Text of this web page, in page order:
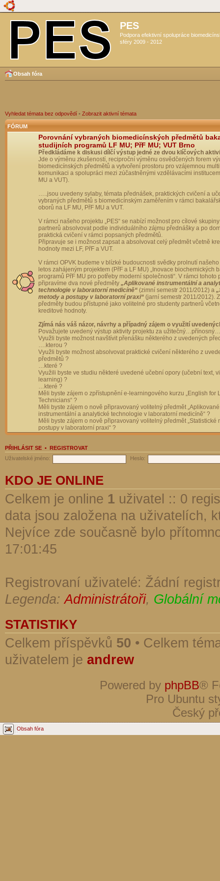
PES
Podpora efektivní spolupráce
sféry 2009 - 2012
Obsah fóra
Vyhledat témata bez odpovědí • Zobrazit aktivní témata
FÓRUM
Porovnání vybraných biomedicínských předmětů
studijních programů LF MU; PřF MU; VUT Brno
Předkládáme k diskusi dílčí výstup jedné ze dvou klíčových
Jde o výměnu zkušeností, reciproční výměnu osvědčených forem
biomedicínských předmětů a vytvoření prostoru pro vzájemnou
komunikaci a spolupráci mezi zúčastněnými vzdělávacími
MU a VUT).
…..jsou uvedeny sylaby, témata přednášek, praktických cvičení a
vybraných předmětů s biomedicínským zaměřením v rámci
oborů na LF MU, PřF MU a VUT.
V rámci našeho projektu „PES“ se nabízí možnost pro cílové
partnerů absolvovat podle individuálního zájmu přednášky a po
praktická cvičení v rámci popsaných předmětů.
Připravuje se i možnost zapsat a absolvovat celý předmět včetně
hodnoty mezi LF, PřF a VUT.
V rámci OPVK budeme v blízké budoucnosti svědky prolnutí
letos zahájeným projektem (PřF a LF MU) „Inovace biochemických
programů PřF MU pro potřeby moderní společnosti“. V rámci tohoto
připravíme dva nové předměty „Aplikované instrumentální a
technologie v laboratorní medicíně“ (zimní semestr 2011/2012) a
metody a postupy v laboratorní praxi“ (jarní semestr 2011/2012).
předměty budou přístupné jako volitelné pro studenty partnerů
kreditové hodnoty.
Zjímá nás váš názor, návrhy a případný zájem o využití
Považujete uvedený výstup aktivity projektu za
Využli byste možnost navštívit přenášku některého z uvedených
….kterou ?
Využli byste možnost absolvovat praktické cvičení některého z
předmětů ?
…které ?
Využili byste ve studiu některé uvedené učební opory (učební text,
learning) ?
…které ?
Měli byste zájem o zpřístupnění e-learningového kurzu „English for
Technicians“ ?
Měli byste zájem o nově připravovaný volitelný předmět „Aplikované
instrumentální a analytické technologie v laboratorní medicíně“ ?
Měli byste zájem o nově připravovaný volitelný předmět „Statistické
postupy v laboratorní praxi“ ?
PŘIHLÁSIT SE • REGISTROVAT
Uživatelské jméno:
Heslo:
KDO JE ONLINE
Celkem je online 1 uživatel :: 0
data jsou založena na uživatelích,
Nejvíce zde současně bylo
17:01:45
Registrovaní uživatelé: Žádní
Legenda:Administrátoři, Globální
STATISTIKY
Celkem příspěvků 50 • Celkem
uživatelem je andrew
Powered by phpBB®
Pro Ubuntu
Český
Obsah fóra